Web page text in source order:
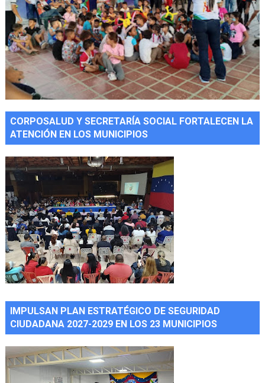
CORPOSALUD Y SECRETARÍA SOCIAL FORTALECEN LA
ATENCIÓN EN LOS MUNICIPIOS
IMPULSAN PLAN ESTRATÉGICO DE SEGURIDAD
CIUDADANA 2027-2029 EN LOS 23 MUNICIPIOS